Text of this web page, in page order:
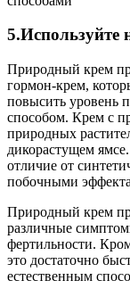
5.Используйте
Природный крем
гормон-крем,
повысить уровень
способом. Крем с
природных
дикорастущем
отличие от
побочными
Природный крем
различные
фертильности.
это достаточно
естественным